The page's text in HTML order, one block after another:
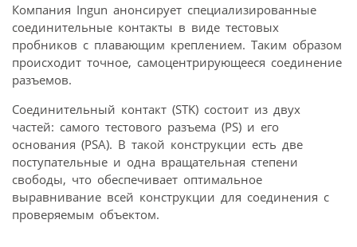
Компания Ingun анонсирует специализированные
соединительные контакты в виде тестовых
пробников с плавающим креплением. Таким образом
происходит точное, самоцентрирующееся соединение
разъемов.
Соединительный контакт (STK) состоит из двух
частей: самого тестового разъема (PS) и его
основания (PSA). В такой конструкции есть две
поступательные и одна вращательная степени
свободы, что обеспечивает оптимальное
выравнивание всей конструкции для соединения с
проверяемым объектом.